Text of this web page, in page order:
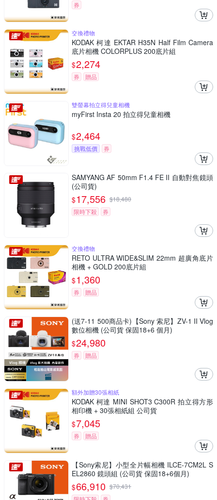
券
交換禮物
KODAK 柯達 EKTAR H35N Half Film Camera
底片相機 COLORPLUS 200底片組
$2,274
券 贈品
雙螢幕拍立得兒童相機
myFirst Insta 20 拍立得兒童相機
$2,464
挑戰低價 券
SAMYANG AF 50mm F1.4 FE II 自動對焦鏡頭
(公司貨)
$17,556 $18,480
限時下殺
券
交換禮物
RETO ULTRA WIDE&SLIM 22mm 超廣角底片
相機 + GOLD 200底片組
$1,360
券 贈品
(送7-11 500商品卡)【Sony 索尼】ZV-1 II Vlog
數位相機 (公司貨 保固18+6 個月)
$24,980
券 贈品
額外加贈30張相紙
KODAK 柯達 MINI SHOT3 C300R 拍立得方形
相印機 + 30張相紙組 公司貨
$7,045
券 贈品
【Sony索尼】小型全片幅相機 ILCE-7CM2L S
EL2860 鏡頭組 (公司貨 保固18+6個月)
$66,910 $70,431